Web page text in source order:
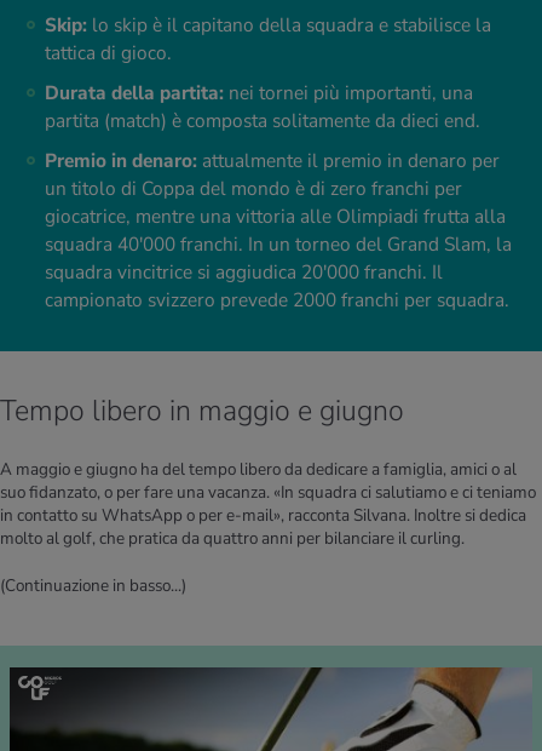
Skip: lo skip è il capitano della squadra e stabilisce la
tattica di gioco.
Durata della partita: nei tornei più importanti, una
partita (match) è composta solitamente da dieci end.
Premio in denaro: attualmente il premio in denaro per
un titolo di Coppa del mondo è di zero franchi per
giocatrice, mentre una vittoria alle Olimpiadi frutta alla
squadra 40'000 franchi. In un torneo del Grand Slam, la
squadra vincitrice si aggiudica 20'000 franchi. Il
campionato svizzero prevede 2000 franchi per squadra.
Tempo libero in maggio e giugno
A maggio e giugno ha del tempo libero da dedicare a famiglia, amici o al
suo fidanzato, o per fare una vacanza. «In squadra ci salutiamo e ci teniamo
in contatto su WhatsApp o per e-mail», racconta Silvana. Inoltre si dedica
molto al golf, che pratica da quattro anni per bilanciare il curling.
(Continuazione in basso...)